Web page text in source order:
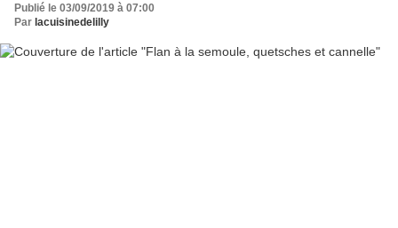
Publié le 03/09/2019 à 07:00
Par lacuisinedelilly